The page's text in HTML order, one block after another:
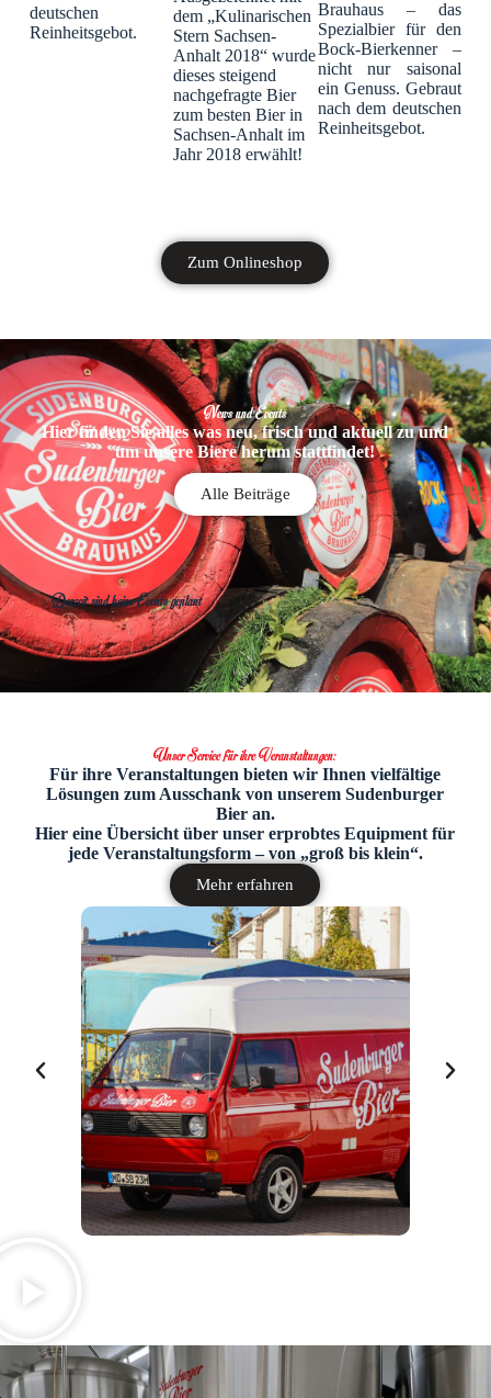
deutschen
Reinheitsgebot.
dem „Kulinarischen
Stern Sachsen-
Anhalt 2018“ wurde
dieses steigend
nachgefragte Bier
zum besten Bier in
Sachsen-Anhalt im
Jahr 2018 erwählt!
Brauhaus – das
Spezialbier für den
Bock-Bierkenner –
nicht nur saisonal
ein Genuss. Gebraut
nach dem deutschen
Reinheitsgebot.
Zum Onlineshop
News und Events
Hier finden Sie alles was neu, frisch und aktuell zu und
um unsere Biere herum stattfindet!
Alle Beiträge
Derzeit sind keine Events geplant
Unser Service für ihre Veranstaltungen:
Für ihre Veranstaltungen bieten wir Ihnen vielfältige
Lösungen zum Ausschank von unserem Sudenburger
Bier an.
Hier eine Übersicht über unser erprobtes Equipment für
jede Veranstaltungsform – von „groß bis klein“.
Mehr erfahren